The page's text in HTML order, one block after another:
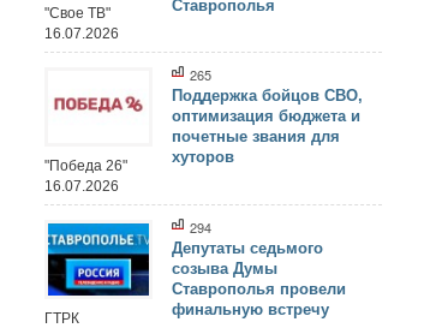
Ставрополья
"Свое ТВ"
16.07.2026
265
Поддержка бойцов СВО,
оптимизация бюджета и
почетные звания для
хуторов
"Победа 26"
16.07.2026
294
Депутаты седьмого
созыва Думы
Ставрополья провели
финальную встречу
ГТРК